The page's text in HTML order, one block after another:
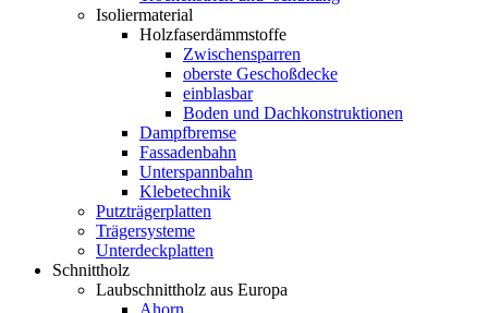
Isoliermaterial
Holzfaserdämmstoffe
Zwischensparren
oberste Geschoßdecke
einblasbar
Boden und Dachkonstruktionen
Dampfbremse
Fassadenbahn
Unterspannbahn
Klebetechnik
Putzträgerplatten
Trägersysteme
Unterdeckplatten
Schnittholz
Laubschnittholz aus Europa
Ahorn